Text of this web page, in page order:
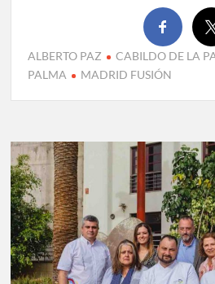
ALBERTO PAZ CABILDO DE LA
PALMA
MADRID FUSIÓN